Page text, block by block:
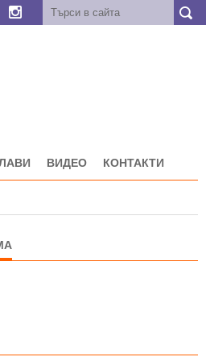
ВИДЕО КОНТАКТИ